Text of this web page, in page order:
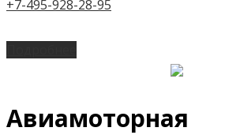
+7-495-928-28-95
Авиамоторная